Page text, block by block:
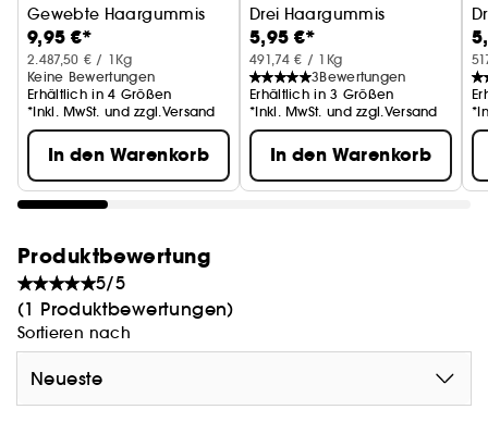
Gewebte Haargummis
9,95 €*
2.487,50 € / 1Kg
Keine Bewertungen
Erhältlich in 4 Größen
*Inkl. MwSt. und zzgl.Versand
In den Warenkorb
Drei Haargummis
5,95 €*
491,74 € / 1Kg
3Bewertungen
Erhältlich in 3 Größen
*Inkl. MwSt. und zzgl.Versand
In den Warenkorb
Produktbewertung
5/5
(1 Produktbewertungen)
Sortieren nach
Neueste